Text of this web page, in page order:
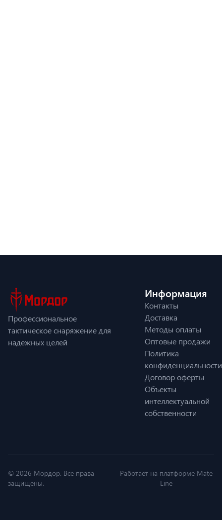
Профессиональное
тактическое снаряжение для
надежных целей
Информация
Контакты
Доставка
Методы оплаты
Оптовые продажи
Политика
конфиденциальности
Договор оферты
Объекты
интеллектуальной
собственности
© 2026 Мордор. Все права
защищены.
Работает на платформе Mate
Line